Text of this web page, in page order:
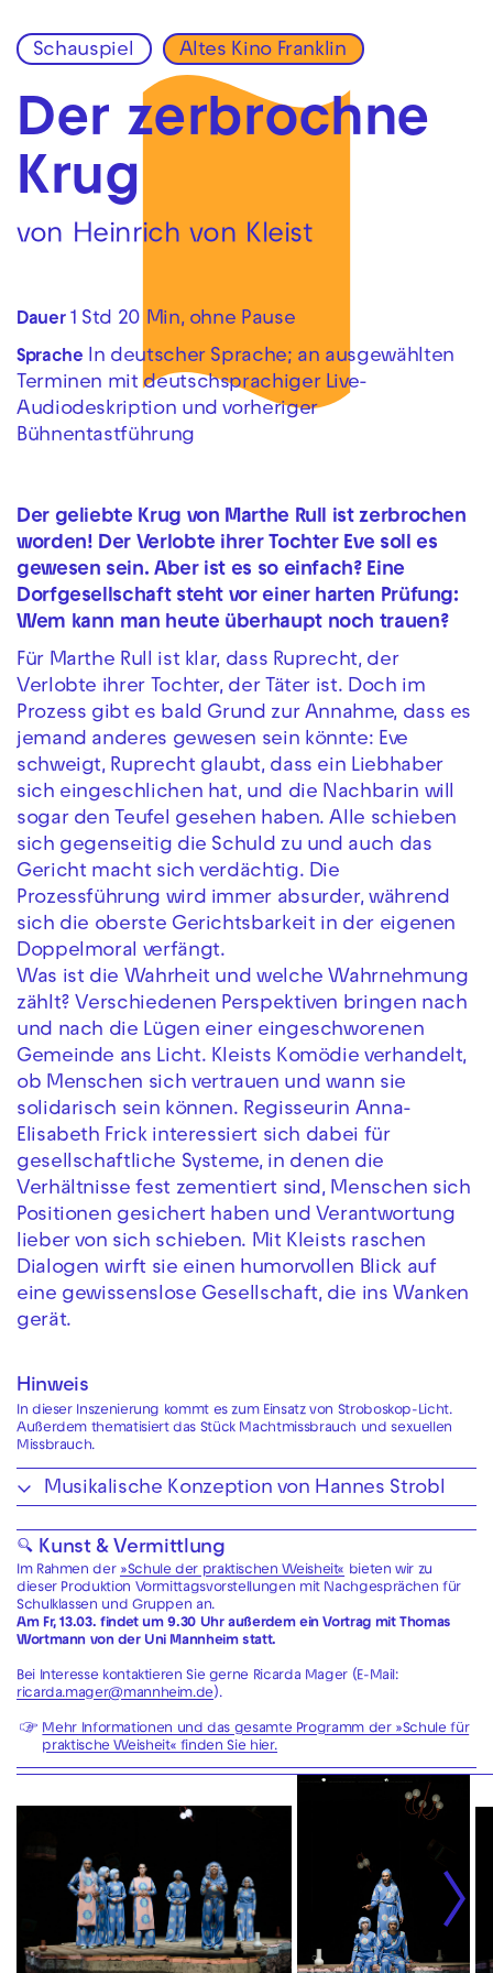
Zur Hauptnavigation springen
Zum Hauptinhalt springen Zum Footer springen
Schauspiel Altes Kino Franklin
Der zerbrochne
Krug
von Heinrich von Kleist
Dauer 1 Std 20 Min, ohne Pause
Sprache In deutscher Sprache; an ausgewählten
Terminen mit deutschsprachiger Live-
Audiodeskription und vorheriger
Bühnentastführung
Der geliebte Krug von Marthe Rull ist zerbrochen
worden! Der Verlobte ihrer Tochter Eve soll es
gewesen sein. Aber ist es so einfach? Eine
Dorfgesellschaft steht vor einer harten Prüfung:
Wem kann man heute überhaupt noch trauen?
Für Marthe Rull ist klar, dass Ruprecht, der
Verlobte ihrer Tochter, der Täter ist. Doch im
Prozess gibt es bald Grund zur Annahme, dass es
jemand anderes gewesen sein könnte: Eve
schweigt, Ruprecht glaubt, dass ein Liebhaber
sich eingeschlichen hat, und die Nachbarin will
sogar den Teufel gesehen haben. Alle schieben
sich gegenseitig die Schuld zu und auch das
Gericht macht sich verdächtig. Die
Prozessführung wird immer absurder, während
sich die oberste Gerichtsbarkeit in der eigenen
Doppelmoral verfängt.
Was ist die Wahrheit und welche Wahrnehmung
zählt? Verschiedenen Perspektiven bringen nach
und nach die Lügen einer eingeschworenen
Gemeinde ans Licht. Kleists Komödie verhandelt,
ob Menschen sich vertrauen und wann sie
solidarisch sein können. Regisseurin Anna-
Elisabeth Frick interessiert sich dabei für
gesellschaftliche Systeme, in denen die
Verhältnisse fest zementiert sind, Menschen sich
Positionen gesichert haben und Verantwortung
lieber von sich schieben. Mit Kleists raschen
Dialogen wirft sie einen humorvollen Blick auf
eine gewissenslose Gesellschaft, die ins Wanken
gerät.
Hinweis
In dieser Inszenierung kommt es zum Einsatz von Stroboskop-Licht.
Außerdem thematisiert das Stück Machtmissbrauch und sexuellen
Missbrauch.
Musikalische Konzeption von Hannes Strobl
🔍 Kunst & Vermittlung
Im Rahmen der »Schule der praktischen Weisheit« bieten wir zu
dieser Produktion Vormittagsvorstellungen mit Nachgesprächen für
Schulklassen und Gruppen an.
Am Fr, 13.03. findet um 9.30 Uhr außerdem ein Vortrag mit Thomas
Wortmann von der Uni Mannheim statt.
Bei Interesse kontaktieren Sie gerne Ricarda Mager (E-Mail:
ricarda.mager@mannheim.de).
Mehr Informationen und das gesamte Programm der »Schule für
praktische Weisheit« finden Sie hier.